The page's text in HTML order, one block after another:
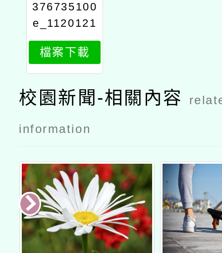
376735100
e_1120121
944_attach
1
檔案下載
校園新聞-相關內容
information